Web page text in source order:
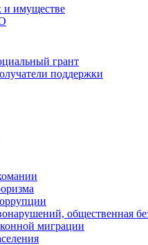
и имуществе
грант
поддержки
общественная
миграции